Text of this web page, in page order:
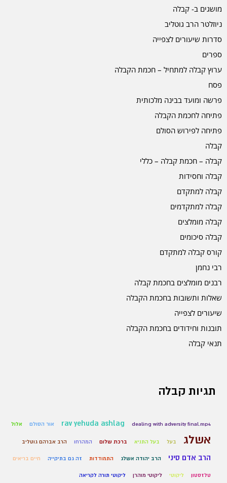
מושגים ב- קבלה
ניוזלטר הרב גוטליב
סדרות שיעורים לצפייה
ספרים
ערוץ קבלה למתחיל – חכמת הקבלה
פסח
פרשה ומועד בבינה מלכותית
פתיחה לחכמת הקבלה
פתיחה לפירוש הסולם
קבלה
קבלה – חכמת קבלה – כללי
קבלה וחסידות
קבלה למתקדם
קבלה למתקדמים
קבלה מומלצים
קבלה סיכומים
קורס קבלה למתקדם
רבי נחמן
רבנים מומלצים בחכמת קבלה
שאלות ותשובות בחכמת הקבלה
שיעורים לצפייה
תובנות וחידודים בחכמת הקבלה
תנאי קבלה
תגיות קבלה
dealing with adversity final.mp4
rav yehuda ashlag אור הסולם אלול
אשלג בעל בעל התניא ברכת שלום המהרחו הרב אברהם גוטליב
הרב אדם סיני הרב יהודה אשלג התמודדות זה גם בתיקייה חיים בריאים
טלזסטון ליקוטי ליקוטי מוהרן ליקוטי תורה לקריאה